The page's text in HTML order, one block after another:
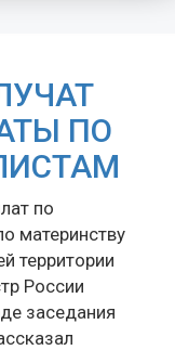
ПО
по
материнству
территории
России
заседания